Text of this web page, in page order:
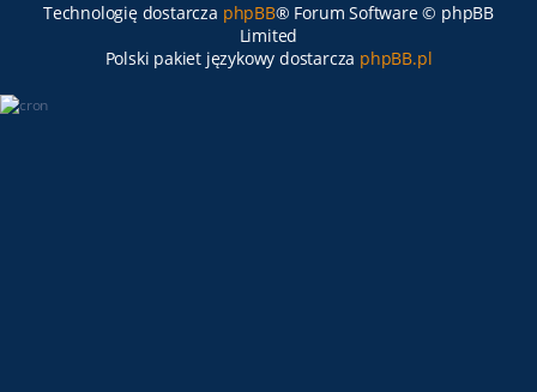
Technologię dostarcza phpBB® Forum Software © phpBB
Limited
Polski pakiet językowy dostarcza phpBB.pl